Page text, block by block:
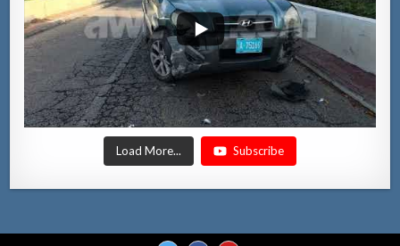
Load More... Subscribe